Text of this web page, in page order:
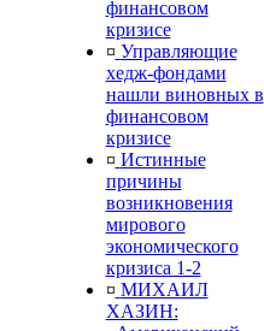
финансовом
кризисе
¤ Управляющие
хедж-фондами
нашли виновных в
финансовом
кризисе
¤ Истинные
причины
возникновения
мирового
экономического
кризиса 1-2
¤ МИХАИЛ
ХАЗИН: